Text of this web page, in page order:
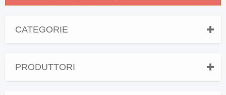
CATEGORIE
PRODUTTORI